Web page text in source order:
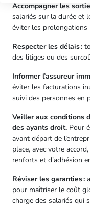
Accompagner les
salariés sur la durée et
éviter les prolongations
Respecter les délais :
des litiges ou des
Informer l’assureur
éviter les facturations
suivi des personnes en
Veiller aux conditions
des ayants droit. Pour
avant départ de
place, avec votre
renforts et d’adhésion
Réviser les garanties :
pour maîtriser le coût
charge des salariés qui